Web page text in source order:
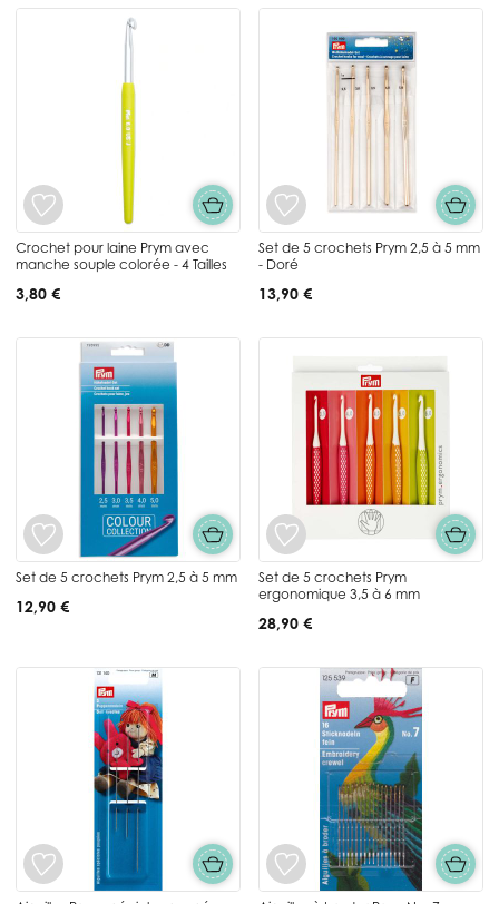
Crochet pour laine Prym avec
manche souple colorée - 4 Tailles
3,80 €
Set de 5 crochets Prym 2,5 à 5 mm
- Doré
13,90 €
Set de 5 crochets Prym 2,5 à 5 mm
12,90 €
Set de 5 crochets Prym
ergonomique 3,5 à 6 mm
28,90 €